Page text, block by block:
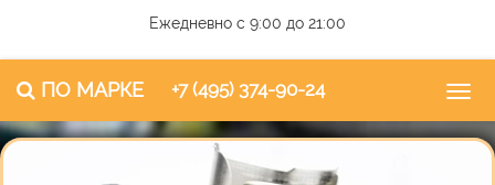
Ежедневно с 9:00 до 21:00
ПО МАРКЕ +7 (495) 374-90-24